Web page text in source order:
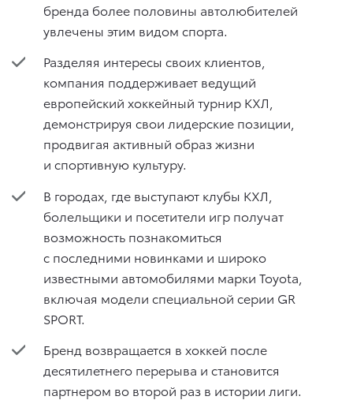
бренда более половины автолюбителей
увлечены этим видом спорта.
Разделяя интересы своих клиентов,
компания поддерживает ведущий
европейский хоккейный турнир КХЛ,
демонстрируя свои лидерские позиции,
продвигая активный образ жизни
и спортивную культуру.
В городах, где выступают клубы КХЛ,
болельщики и посетители игр получат
возможность познакомиться
с последними новинками и широко
известными автомобилями марки Toyota,
включая модели специальной серии GR
SPORT.
Бренд возвращается в хоккей после
десятилетнего перерыва и становится
партнером во второй раз в истории лиги.